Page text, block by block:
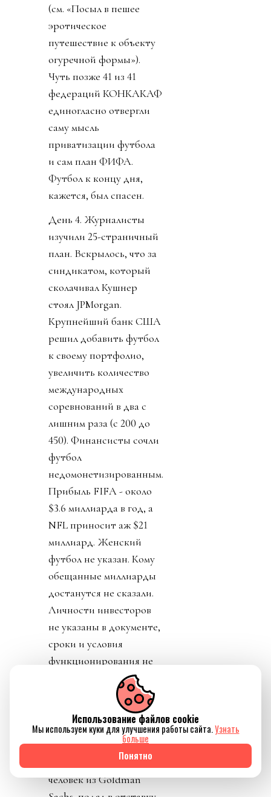
(см. «Посыл в пешее
эротическое
путешествие к объекту
огуречной формы»).
Чуть позже 41 из 41
федераций КОНКАКАФ
единогласно отвергли
саму мысль
приватизации футбола
и сам план ФИФА.
Футбол к концу дня,
кажется, был спасен.
День 4. Журналисты
изучили 25-страничный
план. Вскрылось, что за
синдикатом, который
сколачивал Кушнер
стоял JPMorgan.
Крупнейший банк США
решил добавить футбол
к своему портфолио,
увеличить количество
международных
соревнований в два с
лишним раза (с 200 до
450). Финансисты сочли
футбол
недомонетизированным.
Прибыль FIFA - около
$3.6 миллиарда в год, а
NFL приносит аж $21
миллиард. Женский
футбол не указан. Кому
обещанные миллиарды
достанутся не сказали.
Личности инвесторов
не указаны в документе,
сроки и условия
функционирования не
определены, ничего
кроме приватизации
прав на футбол. К концу
дня Карлос Кордейро,
один из главных
соратников Инфантино,
человек из Goldman
Использование файлов cookie
Мы используем куки для улучшения работы сайта.Узнать
больше
Понятно